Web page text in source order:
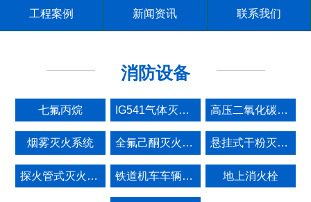
工程案例 新闻资讯 联系我们
消防设备
七氟丙烷 IG541气体灭火系统 高压二氧化碳灭火设备
烟雾灭火系统 全氟己酮灭火系统设备 悬挂式干粉灭火装置
探火管式灭火装置 铁道机车车辆监视报警灭火系统 地上消火栓